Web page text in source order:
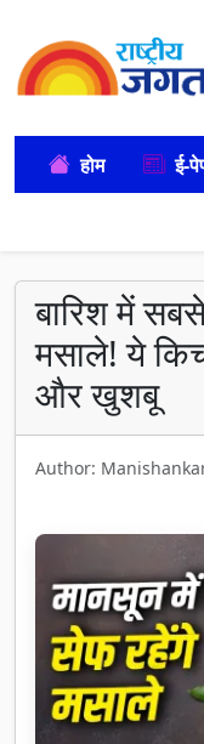
होम ई-
बारिश में
मसाले! ये
और खुशबू
Author: